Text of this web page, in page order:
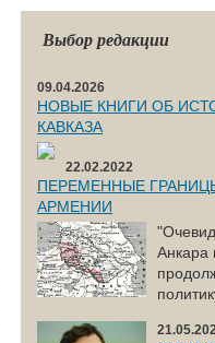
Выбор редакции
09.04.2026
НОВЫЕ КНИГИ ОБ
КАВКАЗА
22.02.2022
ПЕРЕМЕННЫЕ
АРМЕНИИ
Анкара